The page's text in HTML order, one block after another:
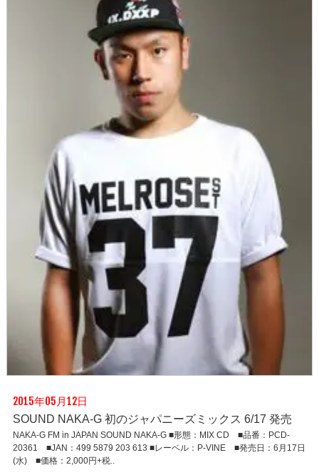
2015年05月12日
SOUND NAKA-G 初のジャパニーズミックス 6/17 発売
NAKA-G FM in JAPAN SOUND NAKA-G ■形態：MIX CD ■品番：PCD-
20361 ■JAN：499 5879 203 613 ■レーベル：P-VINE ■発売日：6月17日
(水) ■価格：2,000円+税..